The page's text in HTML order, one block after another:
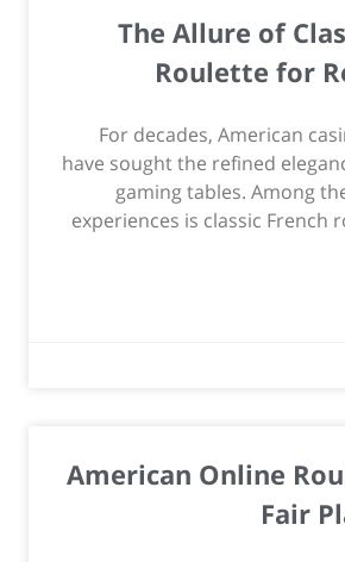
The Allure of
Roulette for
For decades, American
have sought the refined
gaming tables. Among
experiences is classic French
American Online
Fair